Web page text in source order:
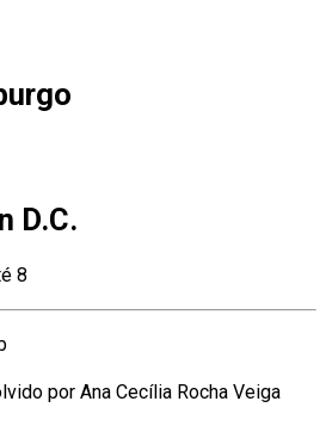
D.C.
8
por Ana Cecília Rocha Veiga